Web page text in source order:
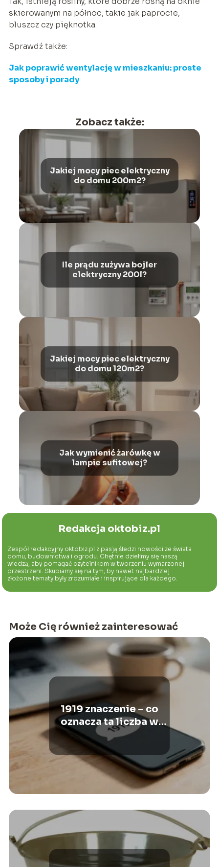
skierowanym na północ, takie jak paprocie,
bluszcz czy pięknotka.
Sprawdź także:
Jak poprawić wentylację w mieszkaniu: proste
sposoby i porady
Zobacz także:
Jakiej mocy piec elektryczny
do domu 200m2?
Ile prądu zużywa bojler
elektryczny 200l?
Jakiej mocy piec elektryczny
do domu 120m2?
Jak wymienić żarówkę w
lampie sufitowej?
Redakcja oktobiz.pl
Zespół redakcyjny oktobiz.pl z pasją śledzi nowości ze świata
domu, budownictwa i ogrodu. Chętnie dzielimy się naszą
wiedzą, aby pomagać czytelnikom w tworzeniu wymarzonej
przestrzeni. Skupiamy się na tym, by nawet najbardziej
złożone tematy były zrozumiałe i inspirujące dla każdego.
Może Cię również zainteresować
1919 znaczenie – co
oznacza ta liczba w
internecie?